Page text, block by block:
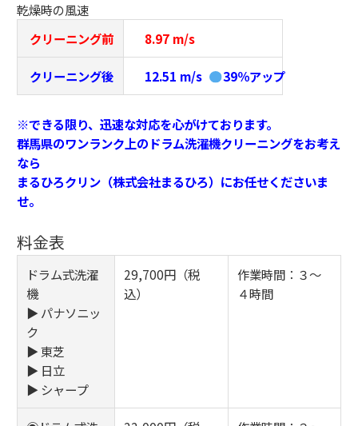
乾燥時の風速
クリーニング前
8.97 m/s
クリーニング後 12.51 m/s 39％アップ
※できる限り、迅速な対応を心がけております。
群馬県のワンランク上のドラム洗濯機クリーニングをお考え
なら
まるひろクリン（株式会社まるひろ）にお任せくださいま
せ。
料金表
ドラム式洗濯
機
▶ パナソニッ
ク
▶ 東芝
▶ 日立
▶ シャープ
29,700円（税
込）
作業時間：３～
４時間